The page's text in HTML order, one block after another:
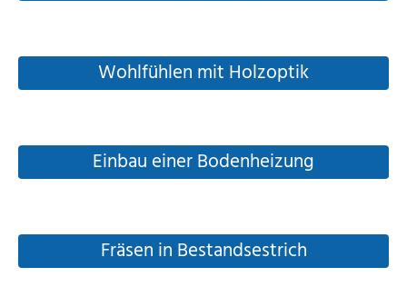
Wohlfühlen mit Holzoptik
Einbau einer Bodenheizung
Fräsen in Bestandsestrich